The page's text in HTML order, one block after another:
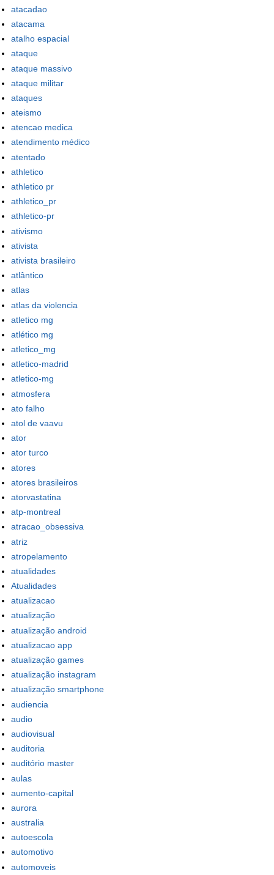
atacadao
atacama
atalho espacial
ataque
ataque massivo
ataque militar
ataques
ateismo
atencao medica
atendimento médico
atentado
athletico
athletico pr
athletico_pr
athletico-pr
ativismo
ativista
ativista brasileiro
atlântico
atlas
atlas da violencia
atletico mg
atlético mg
atletico_mg
atletico-madrid
atletico-mg
atmosfera
ato falho
atol de vaavu
ator
ator turco
atores
atores brasileiros
atorvastatina
atp-montreal
atracao_obsessiva
atriz
atropelamento
atualidades
Atualidades
atualizacao
atualização
atualização android
atualizacao app
atualização games
atualização instagram
atualização smartphone
audiencia
audio
audiovisual
auditoria
auditório master
aulas
aumento-capital
aurora
australia
autoescola
automotivo
automoveis